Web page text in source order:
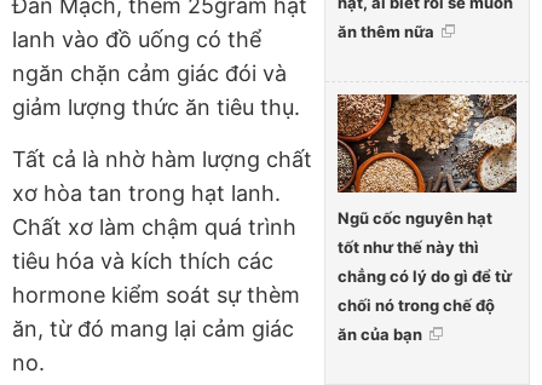
ăn thêm nữa
Ngũ cốc nguyên hạt
tốt như thế này thì
chẳng có lý do gì để từ
chối nó trong chế độ
ăn của bạn
Đan Mạch, thêm 25gram hạt
lanh vào đồ uống có thể
ngăn chặn cảm giác đói và
giảm lượng thức ăn tiêu thụ.
Tất cả là nhờ hàm lượng chất
xơ hòa tan trong hạt lanh.
Chất xơ làm chậm quá trình
tiêu hóa và kích thích các
hormone kiểm soát sự thèm
ăn, từ đó mang lại cảm giác
no.